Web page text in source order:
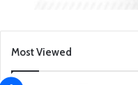
Most Viewed